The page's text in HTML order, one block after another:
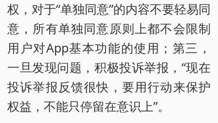
权，对于“单独同意”的内容不要轻易同
意，所有单独同意原则上都不会限制
用户对App基本功能的使用；第三，
一旦发现问题，积极投诉举报，“现在
投诉举报反馈很快，要用行动来保护
权益，不能只停留在意识上”。